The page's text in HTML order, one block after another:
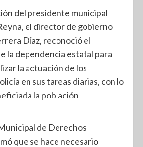
del presidente municipal
el director de gobierno
Díaz, reconoció el
la dependencia estatal para
la actuación de los
en sus tareas diarias, con lo
la población
de Derechos
que se hace necesario